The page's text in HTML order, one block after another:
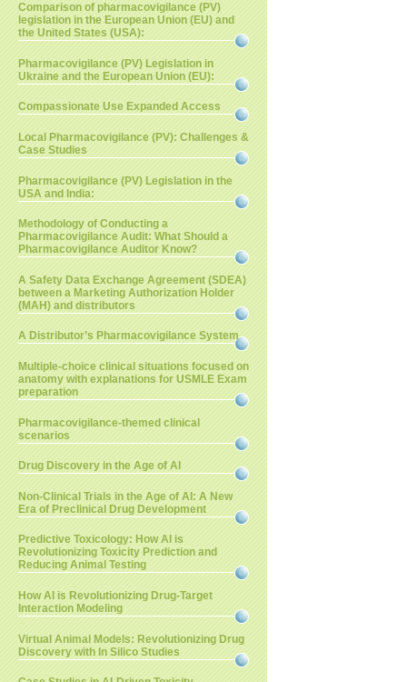
Comparison of pharmacovigilance (PV)
legislation in the European Union (EU) and
the United States (USA):
Pharmacovigilance (PV) Legislation in
Ukraine and the European Union (EU):
Compassionate Use Expanded Access
Local Pharmacovigilance (PV): Challenges &
Case Studies
Pharmacovigilance (PV) Legislation in the
USA and India:
Methodology of Conducting a
Pharmacovigilance Audit: What Should a
Pharmacovigilance Auditor Know?
A Safety Data Exchange Agreement (SDEA)
between a Marketing Authorization Holder
(MAH) and distributors
A Distributor’s Pharmacovigilance System
Multiple-choice clinical situations focused on
anatomy with explanations for USMLE Exam
preparation
Pharmacovigilance-themed clinical
scenarios
Drug Discovery in the Age of AI
Non-Clinical Trials in the Age of AI: A New
Era of Preclinical Drug Development
Predictive Toxicology: How AI is
Revolutionizing Toxicity Prediction and
Reducing Animal Testing
How AI is Revolutionizing Drug-Target
Interaction Modeling
Virtual Animal Models: Revolutionizing Drug
Discovery with In Silico Studies